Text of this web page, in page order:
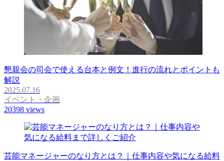
懇親会の司会で使える台本と例文！進行の流れとポイントも
解説
2025.07.16
イベント・企画
20398 views
芸能マネージャーのなり方とは？｜仕事内容や気になる給料